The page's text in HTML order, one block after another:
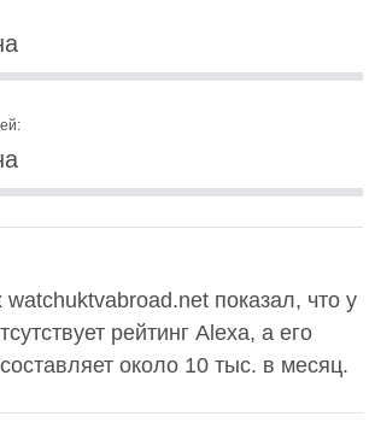
показал, что у
рейтинг Alexa, а его
около 10 тыс. в месяц.